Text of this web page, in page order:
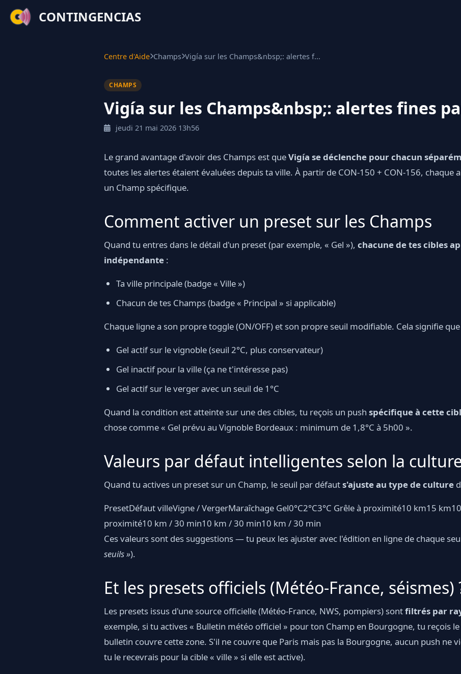
CONTINGENCIAS
Centre d'Aide Champs Vigía sur les Champs&nbsp;: alertes f...
CHAMPS
Vigía sur les Champs&nbsp;: alertes fines
jeudi 21 mai 2026 13h56
Le grand avantage d'avoir des Champs est queVigía se déclenche pour chacun
toutes les alertes étaient évaluées depuis ta ville. À partir de CON-150 + CON-156, chaque
un Champ spécifique.
Comment activer un preset sur les Champs
Quand tu entres dans le détail d'un preset (par exemple, « Gel »), chacune de tes cibles
indépendante :
Ta ville principale (badge « Ville »)
Chacun de tes Champs (badge « Principal » si applicable)
Chaque ligne a son propre toggle (ON/OFF) et son propre seuil modifiable. Cela signifie
Gel actif sur le vignoble (seuil 2°C, plus conservateur)
Gel inactif pour la ville (ça ne t'intéresse pas)
Gel actif sur le verger avec un seuil de 1°C
Quand la condition est atteinte sur une des cibles, tu reçois un push spécifique à cette
chose comme « Gel prévu au Vignoble Bordeaux : minimum de 1,8°C à 5h00 ».
Valeurs par défaut intelligentes selon la
Quand tu actives un preset sur un Champ, le seuil par défauts'ajuste au type de culture
PresetDéfaut villeVigne / VergerMaraîchage Gel0°C2°C3°C Grêle à proximité10 km15
proximité10 km / 30 min10 km / 30 min10 km / 30 min
Ces valeurs sont des suggestions — tu peux les ajuster avec l'édition en ligne de chaque
seuils »).
Et les presets officiels (Météo-France, séismes)
Les presets issus d'une source officielle (Météo-France, NWS, pompiers) sontfiltrés par
exemple, si tu actives « Bulletin météo officiel » pour ton Champ en Bourgogne, tu reçois
bulletin couvre cette zone. S'il ne couvre que Paris mais pas la Bourgogne, aucun push ne
tu le recevrais pour la cible « ville » si elle est active).